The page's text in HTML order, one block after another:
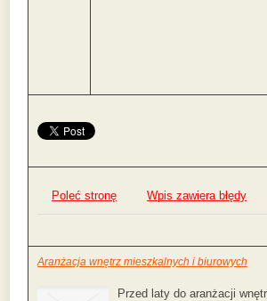
Poleć stronę Wpis zawiera błędy
Aranżacja wnętrz mieszkalnych i biurowych
Przed laty do aranżacji